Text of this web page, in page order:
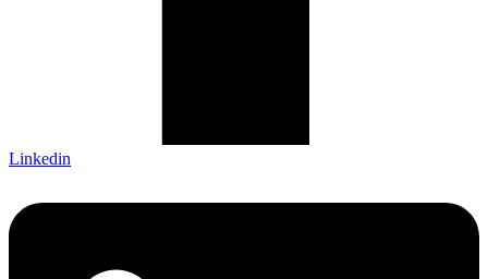
Linkedin